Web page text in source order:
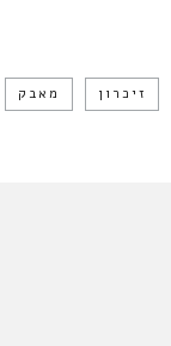
זיכרון מאבק